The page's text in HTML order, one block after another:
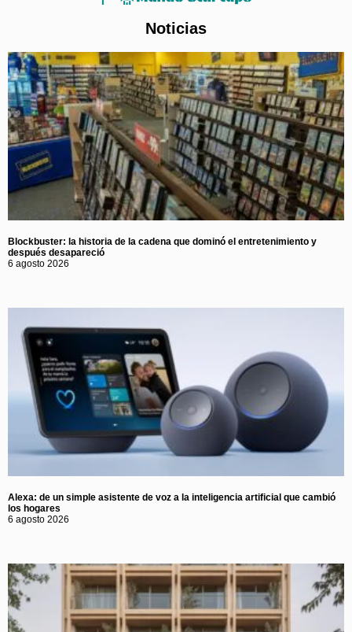
Noticias
Blockbuster: la historia de la cadena que dominó el entretenimiento y
después desapareció
6 agosto 2026
Alexa: de un simple asistente de voz a la inteligencia artificial que cambió
los hogares
6 agosto 2026